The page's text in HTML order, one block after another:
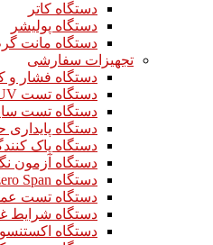
دستگاه کاتر
دستگاه پولیشر
دستگاه مانت
تجهیزات سفارشی
دستگاه فشار
دستگاه تست UV
دستگاه تست
دستگاه پایداری
دستگاه پاک
دستگاه آزمون
دستگاه zero Span
دستگاه تست
دستگاه شرایط
دستگاه